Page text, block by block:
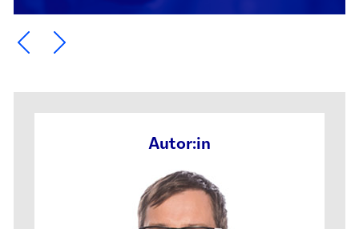
Ein Element zurück blättern
Ein Element weiter blättern
Autor:in